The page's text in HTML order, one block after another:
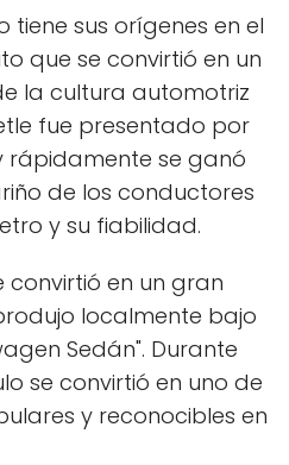
tiene sus orígenes en el
que se convirtió en un
la cultura automotriz
fue presentado por
rápidamente se ganó
de los conductores
y su fiabilidad.
convirtió en un gran
localmente bajo
Sedán". Durante
se convirtió en uno de
y reconocibles en